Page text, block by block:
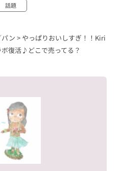
話題
ン > やっぱりおいしすぎ！！Kiri
復活♪どこで売ってる？